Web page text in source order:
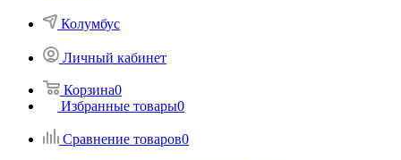
Колумбус
Личный кабинет
Корзина0
Избранные товары0
Сравнение товаров0